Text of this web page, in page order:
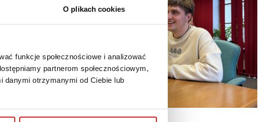
O plikach cookies
funkcje społecznościowe i analizować
partnerom społecznościowym,
danymi otrzymanymi od Ciebie lub